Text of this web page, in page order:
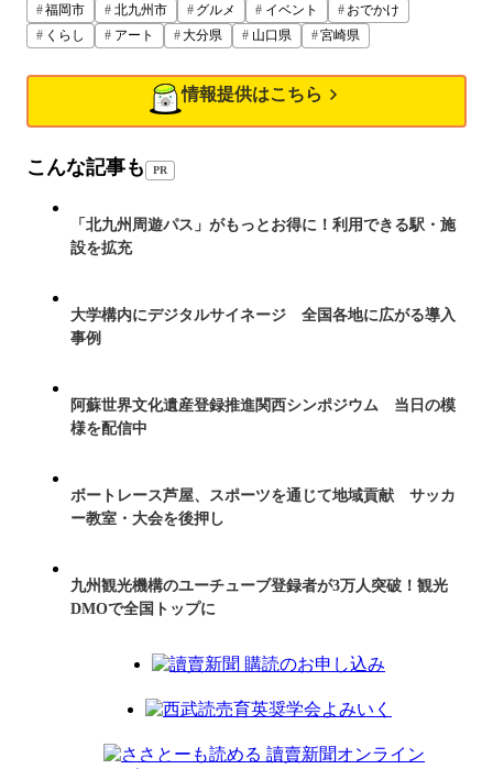
福岡市 北九州市 グルメ イベント
おでかけ
くらし
アート 大分県 山口県 宮崎県
情報提供はこちら
こんな記事も PR
「北九州周遊パス」がもっとお得に！利用できる駅・施
設を拡充
大学構内にデジタルサイネージ 全国各地に広がる導入
事例
阿蘇世界文化遺産登録推進関西シンポジウム 当日の模
様を配信中
ボートレース芦屋、スポーツを通じて地域貢献 サッカ
ー教室・大会を後押し
九州観光機構のユーチューブ登録者が3万人突破！観光
DMOで全国トップに